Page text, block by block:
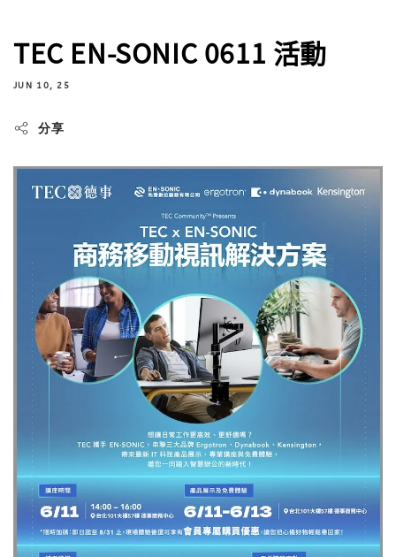
TEC EN-SONIC 0611 活動
JUN 10, 25
分享